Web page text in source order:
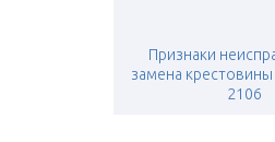
Признаки
замена крестовины
2106